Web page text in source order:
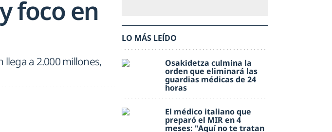
foco en
llega a 2.000 millones,
LO MÁS LEÍDO
Osakidetza culmina la
orden que eliminará las
guardias médicas de 24
horas
El médico italiano que
preparó el MIR en 4
meses: "Aquí no te tratan